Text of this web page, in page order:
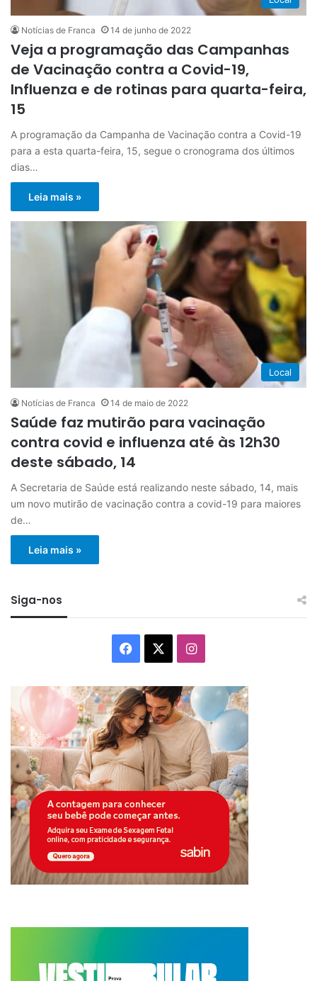
Notícias de Franca 14 de junho de 2022
Veja a programação das Campanhas
de Vacinação contra a Covid-19,
Influenza e de rotinas para quarta-feira,
15
A programação da Campanha de Vacinação contra a Covid-19
para a esta quarta-feira, 15, segue o cronograma dos últimos
dias…
Leia mais »
Local
Notícias de Franca 14 de maio de 2022
Saúde faz mutirão para vacinação
contra covid e influenza até às 12h30
deste sábado, 14
A Secretaria de Saúde está realizando neste sábado, 14, mais
um novo mutirão de vacinação contra a covid-19 para maiores
de…
Leia mais »
Siga-nos
Facebook Instagram